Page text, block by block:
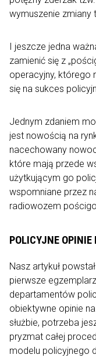
wymuszenie zmiany
I jeszcze jedna
zamienić się z
operacyjny, którego
się na sukces
Jednym zdaniem
jest nowością na
nacechowany
które mają przede
użytkującym go
wspomniane przez
radiowozem
POLICYJNE
Nasz artykuł
pierwsze
departamentów
obiektywne opinie
służbie, potrzeba
pryzmat całej
modelu policyjnego